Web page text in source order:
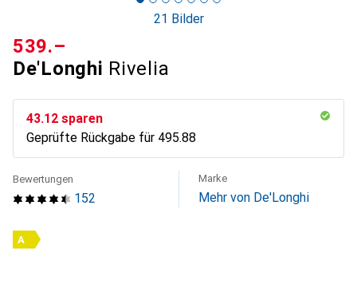
21 Bilder
De'Longhi Rivelia
CHF
539.–
CHF
43.12 sparen
Geprüfte Rückgabe für CHF
495.88
152
Bewertungen Marke
Mehr von De'Longhi
A